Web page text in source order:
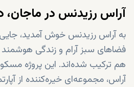
آراس رزیدنس در ماجان،
به آراس رزیدنس خوش آمدید،
فضاهای سبز آرام و زندگی هوشمند
هم ترکیب شده‌اند. این پروژه